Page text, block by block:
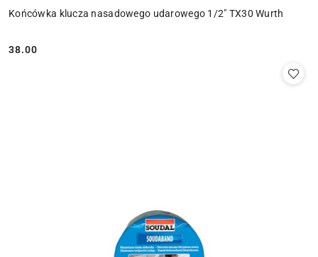
Końcówka klucza nasadowego udarowego 1/2" TX30 Wurth
Cena:
38.00